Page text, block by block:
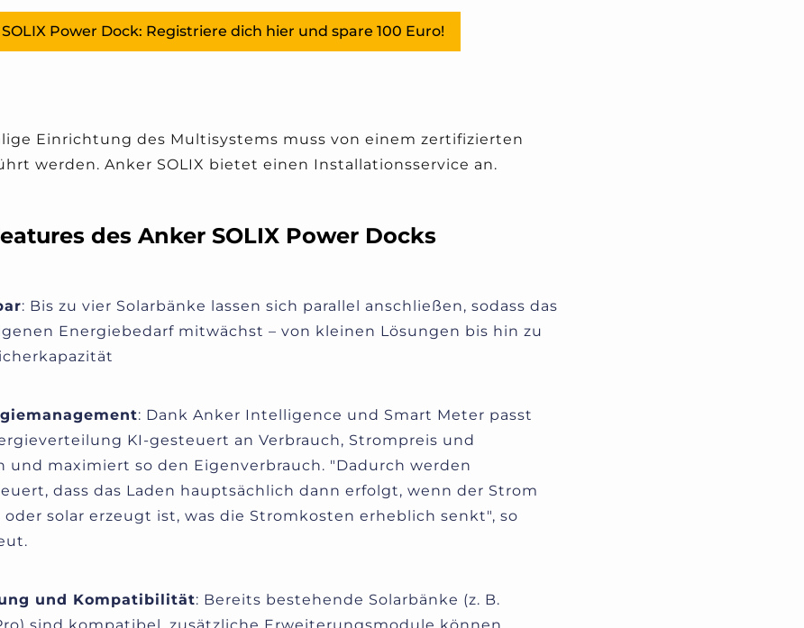
Power Dock: Registriere dich hier und spare 100 Euro!
Einrichtung des Multisystems muss von einem zertifizierten
werden. Anker SOLIX bietet einen Installationsservice an.
des Anker SOLIX Power Docks
: Bis zu vier Solarbänke lassen sich parallel anschließen, sodass das
Energiebedarf mitwächst – von kleinen Lösungen bis hin zu
: Dank Anker Intelligence und Smart Meter passt
KI-gesteuert an Verbrauch, Strompreis und
und maximiert so den Eigenverbrauch. "Dadurch werden
dass das Laden hauptsächlich dann erfolgt, wenn der Strom
solar erzeugt ist, was die Stromkosten erheblich senkt", so
und Kompatibilität: Bereits bestehende Solarbänke (z. B.